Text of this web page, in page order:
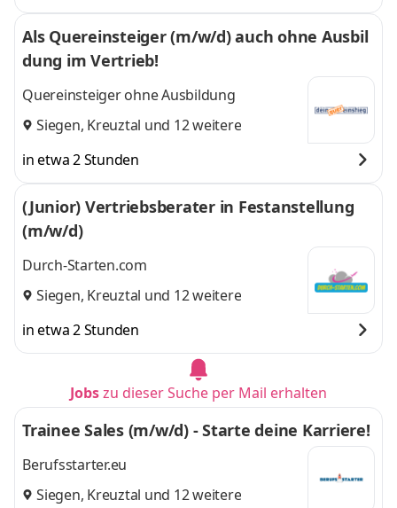
Als Quereinsteiger (m/w/d) auch ohne Ausbil
dung im Vertrieb!
Quereinsteiger ohne Ausbildung
Siegen, Kreuztal und 12 weitere
in etwa 2 Stunden
(Junior) Vertriebsberater in Festanstellung
(m/w/d)
Durch-Starten.com
Siegen, Kreuztal und 12 weitere
in etwa 2 Stunden
Jobszu dieser Suche per Mail erhalten
Trainee Sales (m/w/d) - Starte deine Karriere!
Berufsstarter.eu
Siegen, Kreuztal und 12 weitere